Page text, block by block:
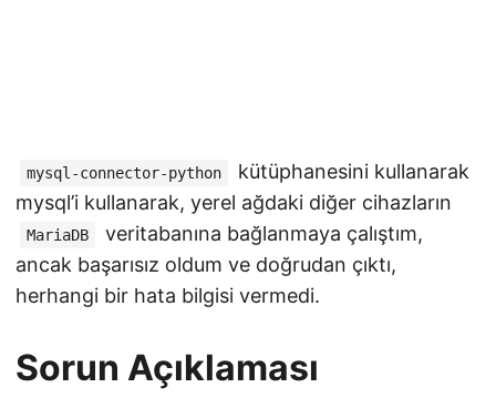
mysql-connector-python
kütüphanesini kullanarak
mysql’i kullanarak, yerel ağdaki diğer cihazların
MariaDB
veritabanına bağlanmaya çalıştım,
ancak başarısız oldum ve doğrudan çıktı,
herhangi bir hata bilgisi vermedi.
Sorun Açıklaması